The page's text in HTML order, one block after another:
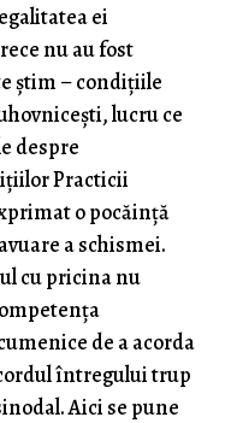
ei
nu au fost
știm – condițiile
lucru ce
despre
Practicii
o pocăință
a schismei.
cu pricina nu
de a acorda
întregului trup
Aici se pune